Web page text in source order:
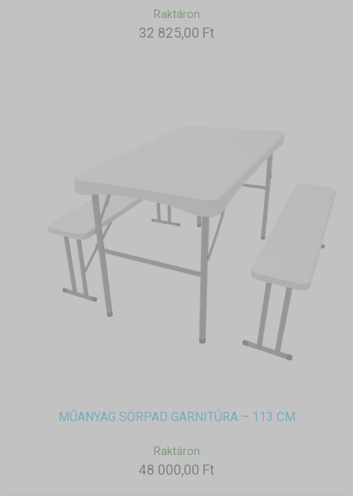
Raktáron
32 825,00 Ft
MŰANYAG SÖRPAD GARNITÚRA – 113 CM
Raktáron
48 000,00 Ft